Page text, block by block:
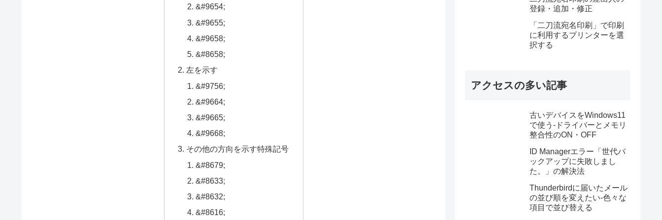
&#9654;
&#9655;
&#9658;
&#8658;
左を示す
&#9756;
&#9664;
&#9665;
&#9668;
その他の方向を示す特殊記号
&#8679;
&#8633;
&#8632;
&#8616;
登録・追加・修正
「二刀流宛名印刷」で印刷
に利用するプリンターを選
択する
アクセスの多い記事
古いデバイスをWindows11
で使う-ドライバーとメモリ
整合性のON・OFF
ID Managerエラー「世代バ
ックアップに失敗しまし
た。」の解決法
Thunderbirdに届いたメール
の並び順を変えたい-色々な
項目で並び替える